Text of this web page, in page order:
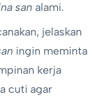
san alami.
jelaskan
ingin meminta
kerja
cuti agar